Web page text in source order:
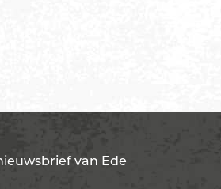
van Ede